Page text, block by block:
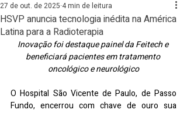
HSVP anuncia tecnologia inédita na América
Latina para a Radioterapia
27 de out. de 2025 4 min de leitura
Inovação foi destaque painel da Feitech e
beneficiará pacientes em tratamento
oncológico e neurológico
O Hospital São Vicente de Paulo, de Passo
Fundo, encerrou com chave de ouro sua